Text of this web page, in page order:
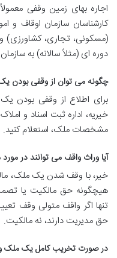
اجاره بهای زمین وقفی
کارشناسان سازمان اوقاف و
(مسکونی، تجاری،
دوره ای (مثلاً سالانه) به
چگونه می توان از وقفی بودن
برای اطلاع از وقفی بودن یک
خیریه، اداره ثبت اسناد و
مشخصات ملک، استعلام کنید.
آیا وراث واقف می توانند در
خیر، با وقف شدن یک ملک،
هیچگونه حق مالکیت یا
تنها اگر واقف متولی وقف
حق مدیریت دارند، نه مالکیت.
در صورت تخریب کامل یک ملک